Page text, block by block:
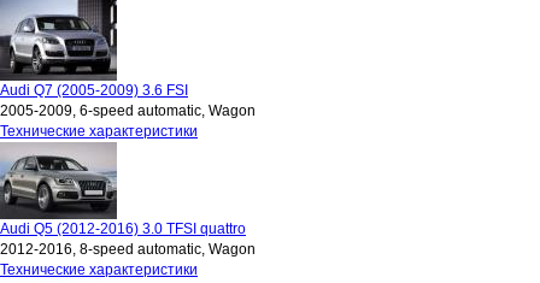
Audi Q7 (2005-2009) 3.6 FSI
2005-2009, 6-speed automatic, Wagon
Технические характеристики
Audi Q5 (2012-2016) 3.0 TFSI quattro
2012-2016, 8-speed automatic, Wagon
Технические характеристики